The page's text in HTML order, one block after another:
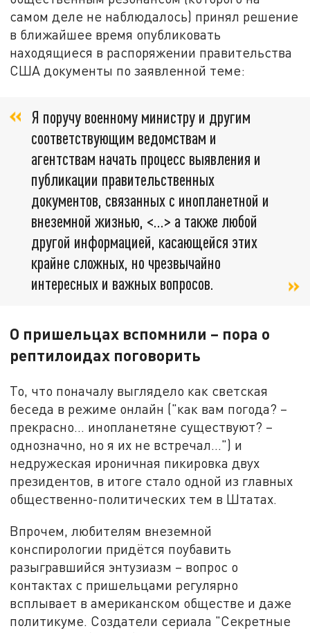
самом деле не наблюдалось) принял решение
в ближайшее время опубликовать
находящиеся в распоряжении правительства
США документы по заявленной теме:
Я поручу военному министру и другим
соответствующим ведомствам и
агентствам начать процесс выявления и
публикации правительственных
документов, связанных с инопланетной и
внеземной жизнью, <…> а также любой
другой информацией, касающейся этих
крайне сложных, но чрезвычайно
интересных и важных вопросов.
О пришельцах вспомнили – пора о
рептилоидах поговорить
То, что поначалу выглядело как светская
беседа в режиме онлайн ("как вам погода? –
прекрасно… инопланетяне существуют? –
однозначно, но я их не встречал…") и
недружеская ироничная пикировка двух
президентов, в итоге стало одной из главных
общественно-политических тем в Штатах.
Впрочем, любителям внеземной
конспирологии придётся поубавить
разыгравшийся энтузиазм – вопрос о
контактах с пришельцами регулярно
всплывает в американском обществе и даже
политикуме. Создатели сериала "Секретные